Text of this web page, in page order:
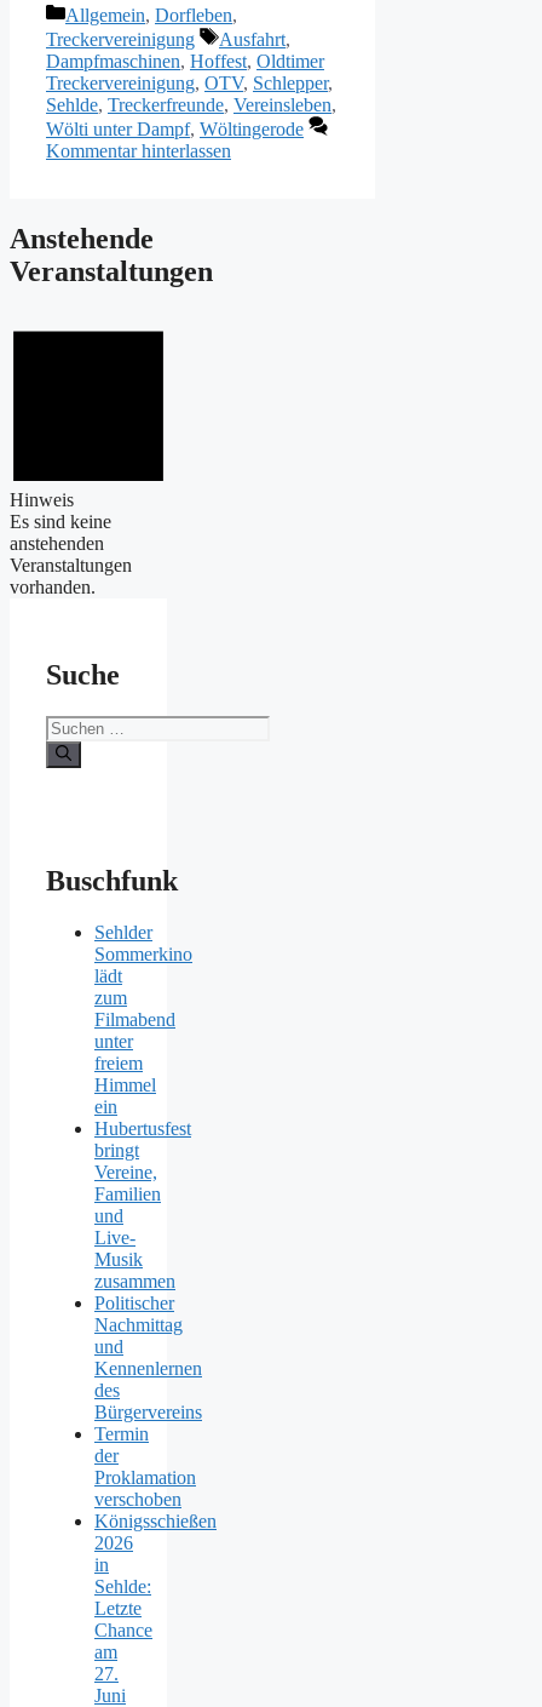
Kategorien
Allgemein, Dorfleben,
Treckervereinigung
Schlagwörter
Ausfahrt,
Dampfmaschinen, Hoffest, Oldtimer
Treckervereinigung, OTV, Schlepper,
Sehlde, Treckerfreunde, Vereinsleben,
Wölti unter Dampf, Wöltingerode
Kommentar hinterlassen
Anstehende
Veranstaltungen
Hinweis
Es sind keine
anstehenden
Veranstaltungen
vorhanden.
Suche
Suchen
nach:
Buschfunk
Sehlder
Sommerkino
lädt
zum
Filmabend
unter
freiem
Himmel
ein
Hubertusfest
bringt
Vereine,
Familien
und
Live-
Musik
zusammen
Politischer
Nachmittag
und
Kennenlernen
des
Bürgervereins
Termin
der
Proklamation
verschoben
Königsschießen
2026
in
Sehlde:
Letzte
Chance
am
27.
Juni